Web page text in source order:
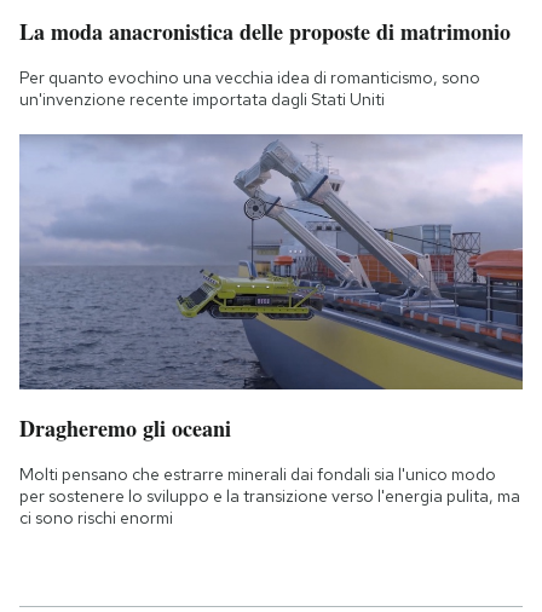
La moda anacronistica delle proposte di matrimonio
Per quanto evochino una vecchia idea di romanticismo, sono
un'invenzione recente importata dagli Stati Uniti
Dragheremo gli oceani
Molti pensano che estrarre minerali dai fondali sia l'unico modo
per sostenere lo sviluppo e la transizione verso l'energia pulita, ma
ci sono rischi enormi